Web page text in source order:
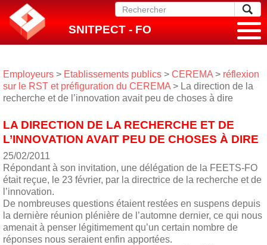
SNITPECT - FO
Employeurs > Etablissements publics > CEREMA > réflexion
sur le RST et préfiguration du CEREMA > La direction de la
recherche et de l’innovation avait peu de choses à dire
LA DIRECTION DE LA RECHERCHE ET DE
L’INNOVATION AVAIT PEU DE CHOSES À DIRE
25/02/2011
Répondant à son invitation, une délégation de la FEETS-FO
était reçue, le 23 février, par la directrice de la recherche et de
l’innovation.
De nombreuses questions étaient restées en suspens depuis
la dernière réunion plénière de l’automne dernier, ce qui nous
amenait à penser légitimement qu’un certain nombre de
réponses nous seraient enfin apportées.